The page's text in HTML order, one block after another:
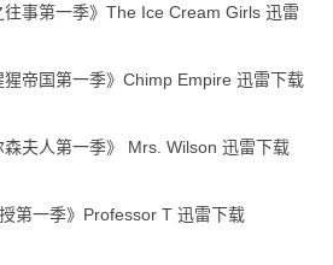
往事第一季》The Ice Cream Girls 迅雷
猩帝国第一季》Chimp Empire 迅雷下载
森夫人第一季》 Mrs. Wilson 迅雷下载
授第一季》Professor T 迅雷下载